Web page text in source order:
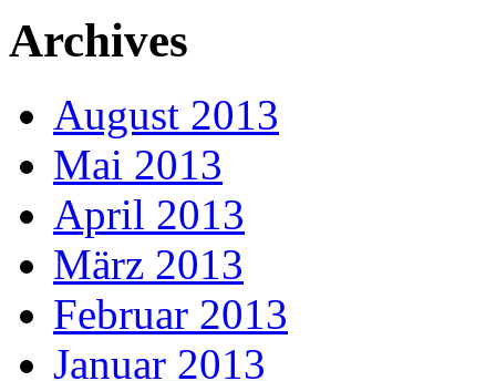
Archives
August 2013
Mai 2013
April 2013
März 2013
Februar 2013
Januar 2013